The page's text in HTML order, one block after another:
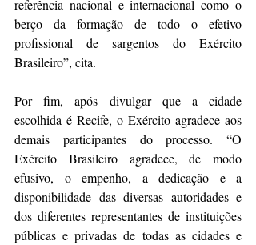
referência nacional e internacional como o
berço da formação de todo o efetivo
profissional de sargentos do Exército
Brasileiro”, cita.
Por fim, após divulgar que a cidade
escolhida é Recife, o Exército agradece aos
demais participantes do processo. “O
Exército Brasileiro agradece, de modo
efusivo, o empenho, a dedicação e a
disponibilidade das diversas autoridades e
dos diferentes representantes de instituições
públicas e privadas de todas as cidades e